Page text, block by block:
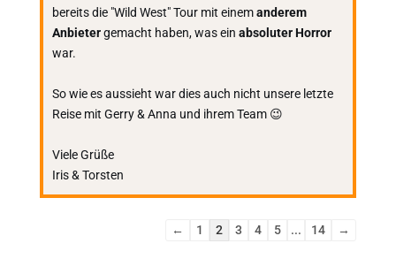
bereits die "Wild West" Tour mit einemanderem
Anbietergemacht haben, was ein absoluter Horror
war.
So wie es aussieht war dies auch nicht unsere letzte
Reise mit Gerry & Anna und ihrem Team 😉
Viele Grüße
Iris & Torsten
Navigation
← 1 2 3 4 5 ... 14 →